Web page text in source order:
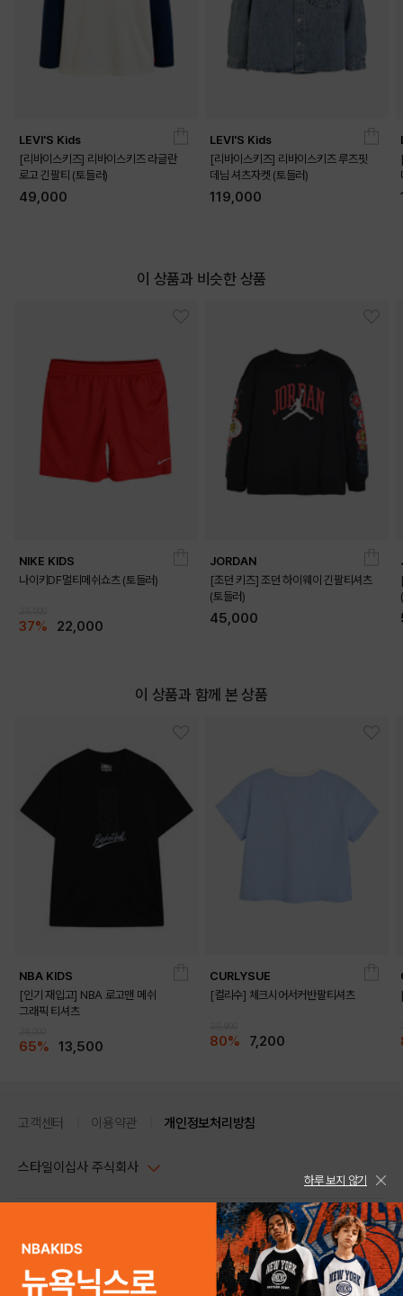
LEVI'S Kids
[리바이스키즈] 리바이스키즈 라글란
로고 긴팔티 (토들러)
49,000
LEVI'S Kids
[리바이스키즈] 리바이스키즈 루즈핏
데님 셔츠자켓 (토들러)
119,000
이 상품과 비슷한 상품
NIKE KIDS
나이키DF멀티메쉬쇼츠 (토들러)
37% 22,000
JORDAN
[조던 키즈] 조던 하이웨이 긴팔티셔츠
(토들러)
45,000
이 상품과 함께 본 상품
NBA KIDS
[인기 재입고] NBA 로고맨 메쉬
그래픽 티셔츠
65% 13,500
CURLYSUE
[컬리수] 체크시어서커반팔티셔츠
80% 7,200
고객센터 이용약관 개인정보처리방침
스타일이십사 주식회사
주소 : 서울시 강남구 논현로 633, 6층 (논현동, 한세엠케이빌딩)
사업자등록번호 : 116-81-32499
통신판매업신고번호 : 제 2024-서울강남-04239
스타일24 고객센터 1544-5336
평일 09:00~ 18:00 (토/일/공휴일 휴무)
help Email : help@style24.com
하루 보지 않기